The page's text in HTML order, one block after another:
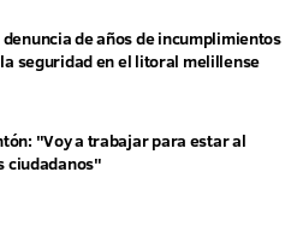
denuncia de años de incumplimientos
seguridad en el litoral melillense
"Voy a trabajar para estar al
ciudadanos"